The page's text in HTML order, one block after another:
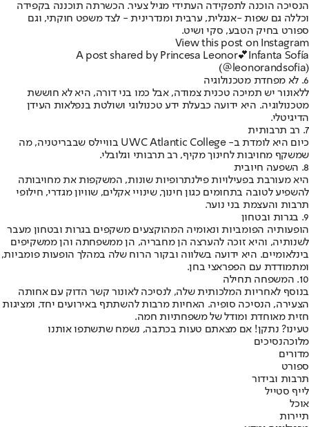
הנסיכה הוכנה לתפקידה העתידי מגיל צעיר. הכשרתה תוכננה בקפידה
וכללה גם שפות -אנגלית, ערבית ומנדרינית - לצד משפט חוקתי, וגם
ספורט בחיק הטבע, סקי ושיט.
View this post on Instagram
A post shared by Princesa Leonor💕Infanta Sofía
(@leonorandsofia)
6. לא מפחדת מטכנולוגיה
ללאונור יש תמיכה טכנית צמודה, אבל כמו בני דורה, היא לא חוששת
מטכנולוגיה. היא ידועה כבעלת ידע טכנולוגי ושולטת בנפלאות העידן
הדיגיטלי.
7. רב תרבותית
כיום היא לומדת ב- UWC Atlantic College בוויילס שבבריטניה, מה
שמשקף מחויבות לחינוך מקיף, רב תרבותי וגלובלי.
8. השפעה חיובית
היא מעורבת בפעילויות פילנתרופיות שונות, המשקפות את מחויבותה
להשפיע לטובה בתחומים כגון חינוך, שינויי אקלים, שוויון מגדרי, חילופי
תרבות והעצמת בני נוער.
9. בגרות ובטחון
הופעותיה הפומביות ונאומיה המהוקצעים משקפים בגרות ובטחון מעבר
לשנותיה, והיא זוכה להערצה הן מחבריה, הן ממשפחתה והן ממשקיפים
בינלאומיים. היא ידועה בשלווה ובקור הרוח שלה במהלך הופעות פומביות,
ומתמודדת עם הפפראצי בחן.
10. המשפחה תחילה
בנוסף לאחריות המלכותית שלה, לנסיכה לאונור קשר הדוק עם אחותה
הצעירה, הנסיכה סופיה. האחיות מרבות להשתתף באירועים יחד, ומציגות
חזית מאוחדת ומודל של משפחתיות חמה.
טעינו? נתקן! אם מצאתם טעות בכתבה, נשמח שתשתפו אותנו
מלוכהנסיכים
מדורים
ספורט
תרבות ובידור
לייף סטייל
אוכל
תיירות